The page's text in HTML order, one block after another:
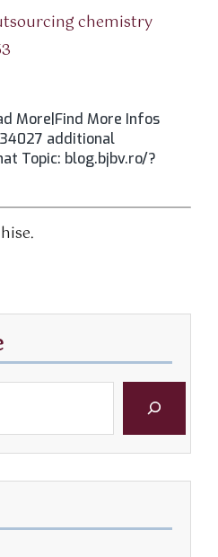
chemistryspune:
More|Find More Infos
additional
Topic: blog.bjbv.ro/?